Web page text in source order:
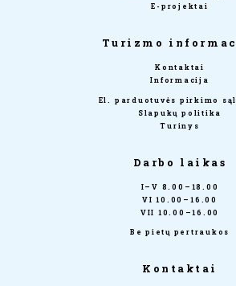
E-projektai
Turizmo
Kontaktai
Informacija
El. parduotuvės pirkimo
Slapukų politika
Turinys
Darbo laikas
I–V 8.00–18.00
VI 10.00–16.00
VII 10.00–16.00
Be pietų pertraukos
Kontaktai